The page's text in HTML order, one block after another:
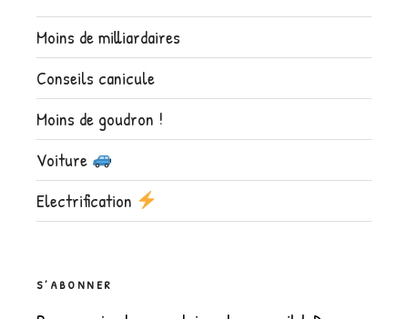
Moins de milliardaires
Conseils canicule
Moins de goudron !
Voiture
Electrification
S’ABONNER